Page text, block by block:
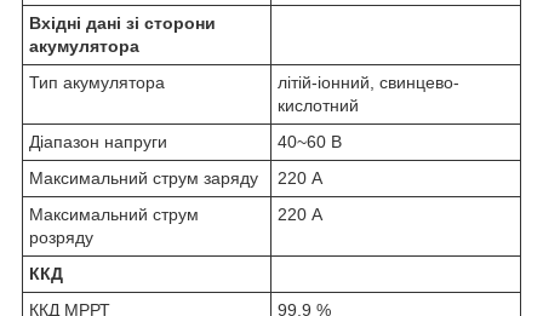
Вхідні дані зі сторони
акумулятора
Тип акумулятора
літій-іонний, свинцево-
кислотний
Діапазон напруги
40~60 В
Максимальний струм заряду
220 А
Максимальний струм
розряду
220 А
ККД
ККД МРРТ
99.9 %